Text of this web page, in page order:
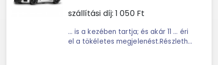
szállítási díj: 1 050Ft
... is a kezében tartja; és akár 11 ... éri
el a tökéletes megjelenést.Részlethű